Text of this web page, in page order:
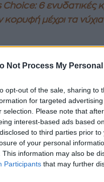
Not Process My
opt-out of the sale, sharing
for targeted
selection. Please note that
interest-based ads based
to third parties prior
of your personal
This information may also be
Participants that may further
Choice: 6 ενυδατικές
κορυφή μέχρι τα νύχια
πούδρας.
, τα οποία
ενυδάτωση.
υγρό bronzer
και εσύ που έχεις